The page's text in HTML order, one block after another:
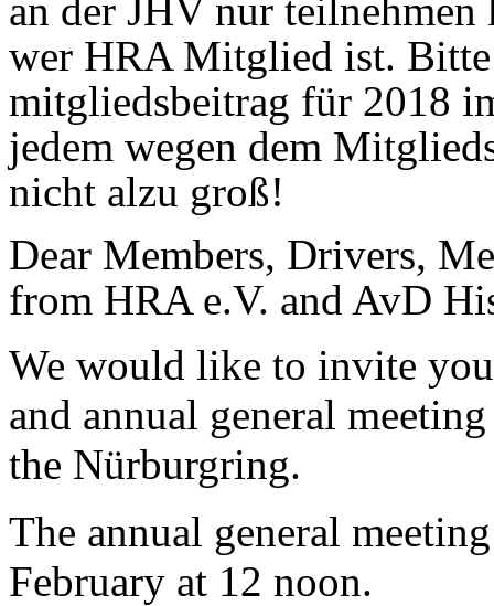
an der JHV nur
wer HRA Mitglied ist.
mitgliedsbeitrag für 2018
jedem wegen dem
nicht alzu groß!
Dear Members, Drivers,
from HRA e.V. and AvD
We would like to invite
and annual general
the Nürburgring.
The annual general
February at 12 noon.